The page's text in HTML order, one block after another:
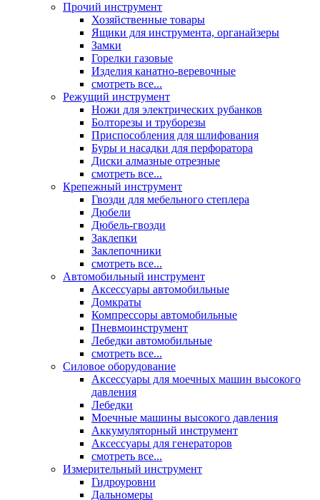
Прочий инструмент
Хозяйственные товары
Ящики для инструмента, органайзеры
Замки
Горелки газовые
Изделия канатно-веревочные
смотреть все...
Режущий инструмент
Ножи для электрических рубанков
Болторезы и труборезы
Приспособления для шлифования
Буры и насадки для перфоратора
Диски алмазные отрезные
смотреть все...
Крепежный инструмент
Гвозди для мебельного степлера
Дюбели
Дюбель-гвозди
Заклепки
Заклепочники
смотреть все...
Автомобильный инструмент
Аксессуары автомобильные
Домкраты
Компрессоры автомобильные
Пневмоинструмент
Лебедки автомобильные
смотреть все...
Силовое оборудование
Аксессуары для моечных машин высокого
давления
Лебедки
Моечные машины высокого давления
Аккумуляторный инструмент
Аксессуары для генераторов
смотреть все...
Измерительный инструмент
Гидроуровни
Дальномеры